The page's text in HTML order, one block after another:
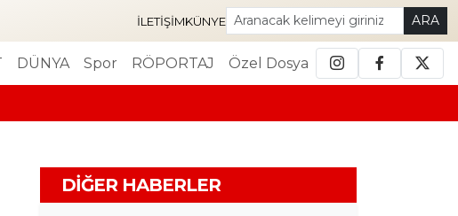
İLETIŞIMKÜNYE ARA
DÜNYA Spor RÖPORTAJ Özel Dosya
DIĞER HABERLER